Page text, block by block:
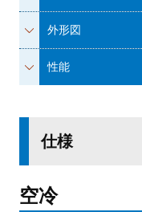
外形図
性能
仕様
空冷